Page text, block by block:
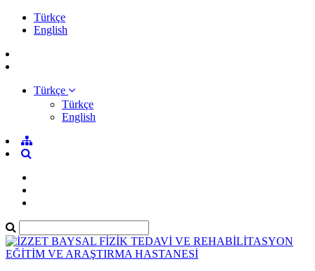
Türkçe
English
Türkçe
Türkçe
English